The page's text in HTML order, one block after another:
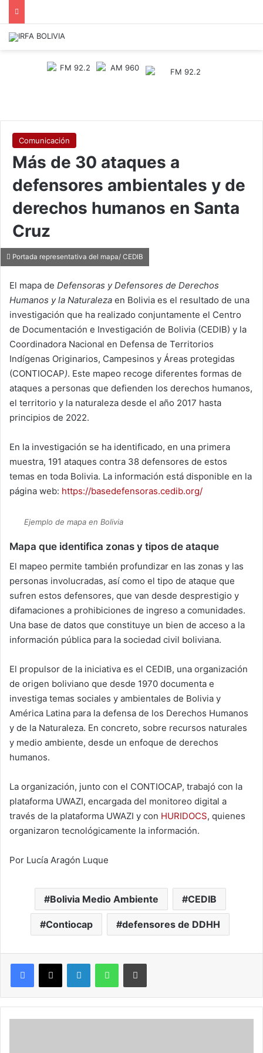
Comunicación
Más de 30 ataques a
defensores ambientales y de
derechos humanos en Santa
Cruz
Portada representativa del mapa/ CEDIB
El mapa de Defensoras y Defensores de Derechos
Humanos y la Naturaleza en Bolivia es el resultado de una
investigación que ha realizado conjuntamente el Centro
de Documentación e Investigación de Bolivia (CEDIB) y la
Coordinadora Nacional en Defensa de Territorios
Indígenas Originarios, Campesinos y Áreas protegidas
(CONTIOCAP). Este mapeo recoge diferentes formas de
ataques a personas que defienden los derechos humanos,
el territorio y la naturaleza desde el año 2017 hasta
principios de 2022.
En la investigación se ha identificado, en una primera
muestra, 191 ataques contra 38 defensores de estos
temas en toda Bolivia. La información está disponible en la
página web: https://basedefensoras.cedib.org/
Ejemplo de mapa en Bolivia
Mapa que identifica zonas y tipos de ataque
El mapeo permite también profundizar en las zonas y las
personas involucradas, así como el tipo de ataque que
sufren estos defensores, que van desde desprestigio y
difamaciones a prohibiciones de ingreso a comunidades.
Una base de datos que constituye un bien de acceso a la
información pública para la sociedad civil boliviana.
El propulsor de la iniciativa es el CEDIB, una organización
de origen boliviano que desde 1970 documenta e
investiga temas sociales y ambientales de Bolivia y
América Latina para la defensa de los Derechos Humanos
y de la Naturaleza. En concreto, sobre recursos naturales
y medio ambiente, desde un enfoque de derechos
humanos.
La organización, junto con el CONTIOCAP, trabajó con la
plataforma UWAZI, encargada del monitoreo digital a
través de la plataforma UWAZI y con HURIDOCS, quienes
organizaron tecnológicamente la información.
Por Lucía Aragón Luque
Bolivia Medio Ambiente CEDIB
Contiocap defensores de DDHH